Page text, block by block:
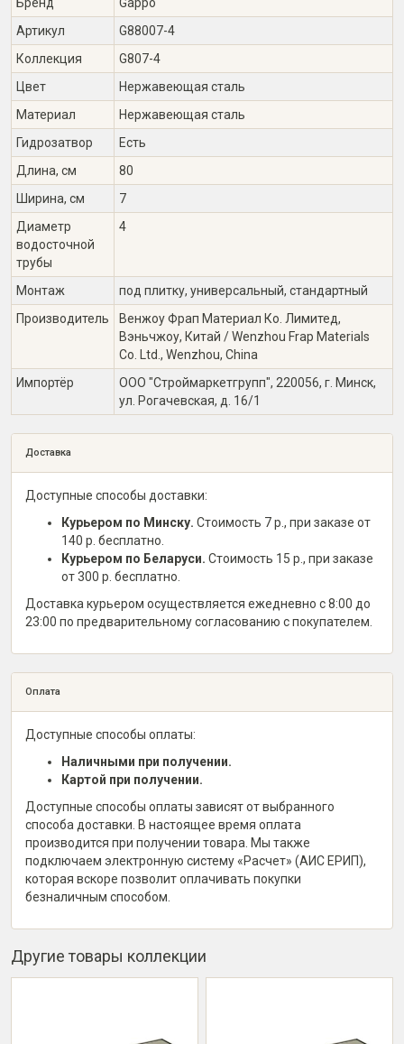
Артикул
G88007-4
Коллекция
G807-4
Цвет
Нержавеющая сталь
Материал
Нержавеющая сталь
Гидрозатвор
Есть
Длина, см
80
Ширина, см
7
Диаметр
водосточной
трубы
4
Монтаж
под плитку, универсальный, стандартный
Производитель
Венжоу Фрап Материал Ко. Лимитед,
Вэньчжоу, Китай / Wenzhou Frap Materials
Co. Ltd., Wenzhou, China
Импортёр
ООО "Строймаркетгрупп", 220056, г. Минск,
ул. Рогачевская, д. 16/1
Доставка
Доступные способы доставки:
Курьером по Минску. Стоимость 7 р., при заказе от
140 р. бесплатно.
Курьером по Беларуси. Стоимость 15 р., при заказе
от 300 р. бесплатно.
Доставка курьером осуществляется ежедневно с 8:00 до
23:00 по предварительному согласованию с покупателем.
Оплата
Доступные способы оплаты:
Наличными при получении.
Картой при получении.
Доступные способы оплаты зависят от выбранного
способа доставки. В настоящее время оплата
производится при получении товара. Мы также
подключаем электронную систему «Расчет» (АИС ЕРИП),
которая вскоре позволит оплачивать покупки
безналичным способом.
Другие товары коллекции